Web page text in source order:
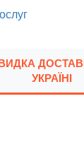
УКРАЇНІ